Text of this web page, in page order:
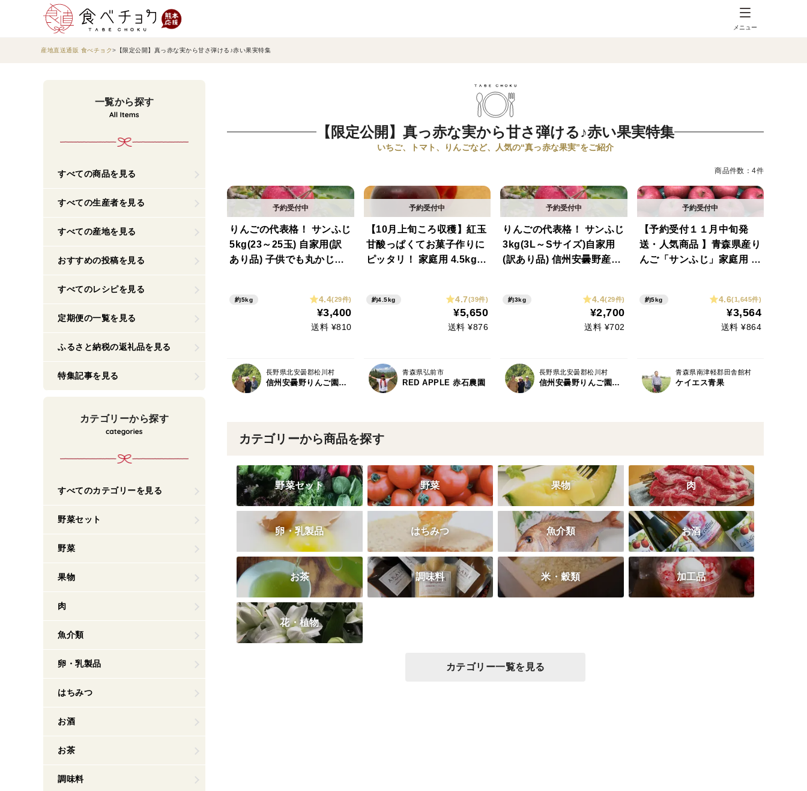
メニュー
産地直送通販 食べチョク 【限定公開】真っ赤な実から甘さ弾ける♪赤い果実特集
一覧から探す
すべての商品を見る
すべての生産者を見る
すべての産地を見る
おすすめの投稿を見る
すべてのレシピを見る
定期便の一覧を見る
ふるさと納税の返礼品を見る
特集記事を見る
カテゴリーから探す
すべてのカテゴリーを見る
野菜セット
野菜
果物
肉
魚介類
卵・乳製品
はちみつ
お酒
お茶
調味料
【限定公開】真っ赤な実から甘さ弾ける♪赤い果実特集
いちご、トマト、りんごなど、人気の“真っ赤な果実”をご紹介
商品件数：4件
りんごの代表格！ サンふじ
5kg(23～25玉) 自家用(訳
あり品) 子供でも丸かじり
約5kg 4.4(29件)
¥3,400
送料 ¥810
長野県北安曇郡松川村
信州安曇野りんご園 浅野農園
【10月上旬ころ収穫】紅玉
甘酸っぱくてお菓子作りに
ピッタリ！ 家庭用 4.5kg
約4.5kg 4.7(39件)
¥5,650
送料 ¥876
青森県弘前市
RED APPLE 赤石農園
りんごの代表格！ サンふじ
3kg(3L～Sサイズ)自家用
(訳あり品) 信州安曇野産り
約3kg 4.4(29件)
¥2,700
送料 ¥702
長野県北安曇郡松川村
信州安曇野りんご園 浅野農園
【予約受付１１月中旬発
送・人気商品 】青森県産り
んご「サンふじ」家庭用 キ
約5kg 4.6(1,645件)
¥3,564
送料 ¥864
青森県南津軽郡田舎館村
ケイエス青果
カテゴリーから商品を探す
野菜セット 野菜 果物 肉
卵・乳製品 はちみつ 魚介類 お酒
お茶 調味料 米・穀類 加工品
花・植物
カテゴリー一覧を見る